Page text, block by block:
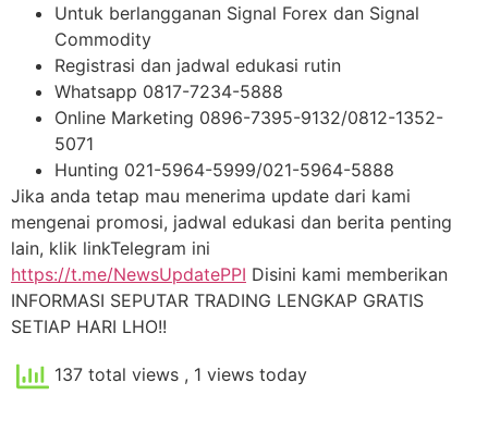
Untuk berlangganan Signal Forex dan Signal
Commodity
Registrasi dan jadwal edukasi rutin
Whatsapp 0817-7234-5888
Online Marketing 0896-7395-9132/0812-1352-
5071
Hunting 021-5964-5999/021-5964-5888
Jika anda tetap mau menerima update dari kami
mengenai promosi, jadwal edukasi dan berita penting
lain, klik linkTelegram ini
https://t.me/NewsUpdatePPI Disini kami memberikan
INFORMASI SEPUTAR TRADING LENGKAP GRATIS
SETIAP HARI LHO!!
137 total views , 1 views today